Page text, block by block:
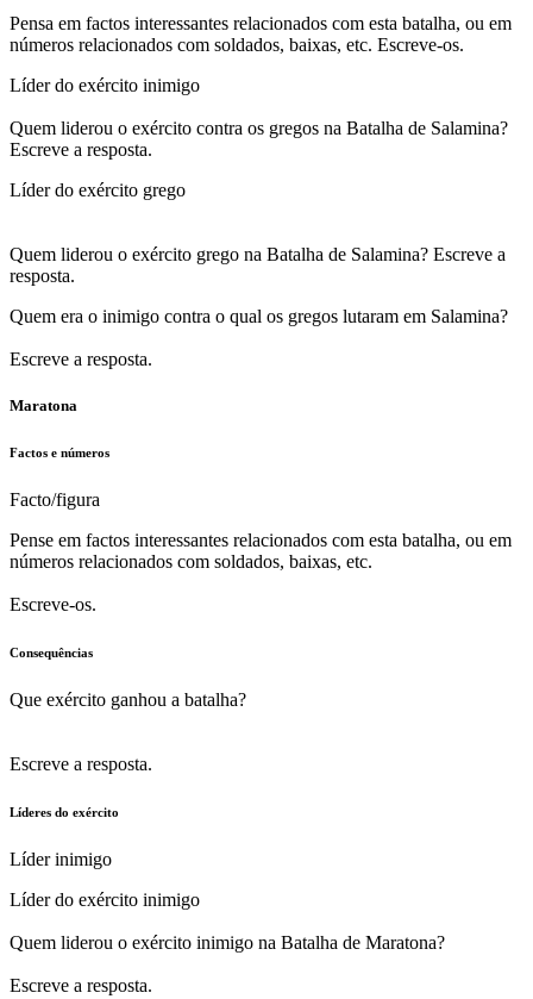
Pensa em factos interessantes relacionados com esta batalha, ou em
números relacionados com soldados, baixas, etc. Escreve-os.
Líder do exército inimigo
Quem liderou o exército contra os gregos na Batalha de Salamina?
Escreve a resposta.
Líder do exército grego
Quem liderou o exército grego na Batalha de Salamina? Escreve a
resposta.
Quem era o inimigo contra o qual os gregos lutaram em Salamina?
Escreve a resposta.
Maratona
Factos e números
Facto/figura
Pense em factos interessantes relacionados com esta batalha, ou em
números relacionados com soldados, baixas, etc.
Escreve-os.
Consequências
Que exército ganhou a batalha?
Escreve a resposta.
Líderes do exército
Líder inimigo
Líder do exército inimigo
Quem liderou o exército inimigo na Batalha de Maratona?
Escreve a resposta.